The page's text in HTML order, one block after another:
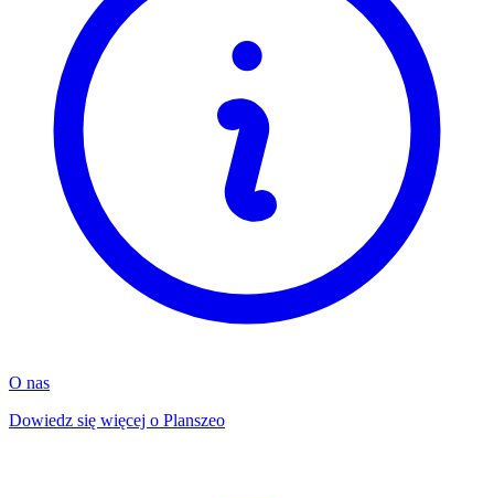
O nas
Dowiedz się więcej o Planszeo